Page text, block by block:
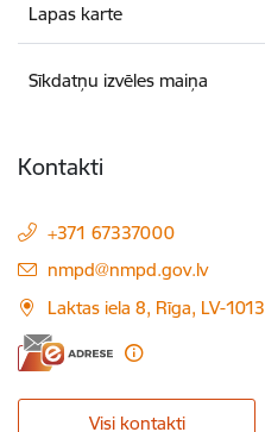
Lapas karte
Sīkdatņu izvēles maiņa
Kontakti
+371 67337000
E-pasts:
nmpd@nmpd.gov.lv
Laktas iela 8, Rīga, LV-1013
Visi kontakti